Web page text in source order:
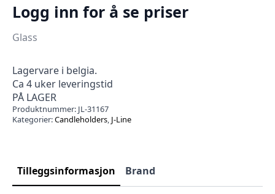
Logg inn for å se priser
Glass
Lagervare i belgia.
Ca 4 uker leveringstid
PÅ LAGER
Produktnummer: JL-31167
Kategorier:Candleholders, J-Line
Tilleggsinformasjon Brand